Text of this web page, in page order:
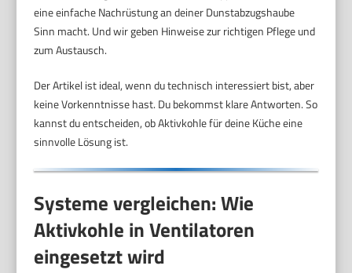
eine einfache Nachrüstung an deiner Dunstabzugshaube
Sinn macht. Und wir geben Hinweise zur richtigen Pflege und
zum Austausch.
Der Artikel ist ideal, wenn du technisch interessiert bist, aber
keine Vorkenntnisse hast. Du bekommst klare Antworten. So
kannst du entscheiden, ob Aktivkohle für deine Küche eine
sinnvolle Lösung ist.
Systeme vergleichen: Wie
Aktivkohle in Ventilatoren
eingesetzt wird